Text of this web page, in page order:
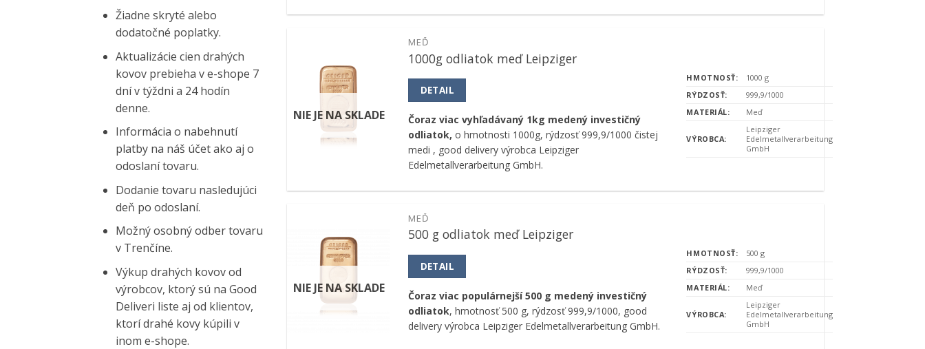
Žiadne skryté alebo
dodatočné poplatky.
Aktualizácie cien drahých
kovov prebieha v e-shope 7
dní v týždni a 24 hodín
denne.
Informácia o nabehnutí
platby na náš účet ako aj o
odoslaní tovaru.
Dodanie tovaru nasledujúci
deň po odoslaní.
Možný osobný odber tovaru
v Trenčíne.
Výkup drahých kovov od
výrobcov, ktorý sú na Good
Deliveri liste aj od klientov,
ktorí drahé kovy kúpili v
inom e-shope.
Pridať k
obľúbeným
NIE JE NA SKLADE
MEĎ
1000g odliatok meď Leipziger
DETAIL
Čoraz viac vyhľadávaný 1kg medený investičný
odliatok, o hmotnosti 1000g, rýdzosť 999,9/1000 čistej
medi , good delivery výrobca Leipziger
Edelmetallverarbeitung GmbH.
HMOTNOSŤ:
1000 g
RÝDZOSŤ:
999,9/1000
MATERIÁL:
Meď
VÝROBCA:
Leipziger
Edelmetallverarbeitung
GmbH
Pridať k
obľúbeným
NIE JE NA SKLADE
MEĎ
500 g odliatok meď Leipziger
DETAIL
Čoraz viac populárnejší 500 g medený investičný
odliatok, hmotnosť 500 g, rýdzosť 999,9/1000, good
delivery výrobca Leipziger Edelmetallverarbeitung GmbH.
HMOTNOSŤ:
500 g
RÝDZOSŤ:
999,9/1000
MATERIÁL:
Meď
VÝROBCA:
Leipziger
Edelmetallverarbeitung
GmbH